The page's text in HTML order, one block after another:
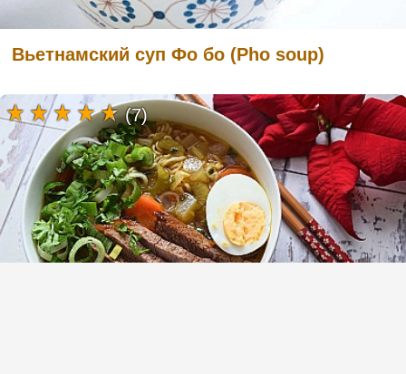
Вьетнамский суп Фо бо (Pho soup)
(7)